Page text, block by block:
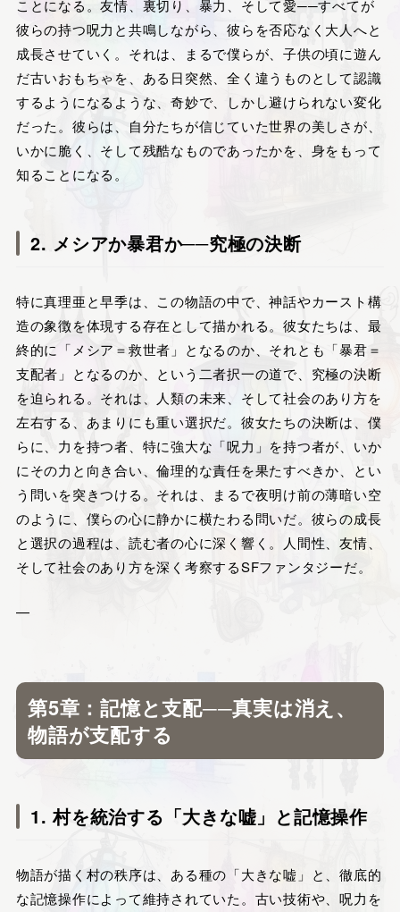
ことになる。友情、裏切り、暴力、そして愛──すべてが
彼らの持つ呪力と共鳴しながら、彼らを否応なく大人へと
成長させていく。それは、まるで僕らが、子供の頃に遊ん
だ古いおもちゃを、ある日突然、全く違うものとして認識
するようになるような、奇妙で、しかし避けられない変化
だった。彼らは、自分たちが信じていた世界の美しさが、
いかに脆く、そして残酷なものであったかを、身をもって
知ることになる。
2. メシアか暴君か──究極の決断
特に真理亜と早季は、この物語の中で、神話やカースト構
造の象徴を体現する存在として描かれる。彼女たちは、最
終的に「メシア＝救世者」となるのか、それとも「暴君＝
支配者」となるのか、という二者択一の道で、究極の決断
を迫られる。それは、人類の未来、そして社会のあり方を
左右する、あまりにも重い選択だ。彼女たちの決断は、僕
らに、力を持つ者、特に強大な「呪力」を持つ者が、いか
にその力と向き合い、倫理的な責任を果たすべきか、とい
う問いを突きつける。それは、まるで夜明け前の薄暗い空
のように、僕らの心に静かに横たわる問いだ。彼らの成長
と選択の過程は、読む者の心に深く響く。人間性、友情、
そして社会のあり方を深く考察するSFファンタジーだ。
—
第5章：記憶と支配──真実は消え、
物語が支配する
1. 村を統治する「大きな嘘」と記憶操作
物語が描く村の秩序は、ある種の「大きな嘘」と、徹底的
な記憶操作によって維持されていた。古い技術や、呪力を